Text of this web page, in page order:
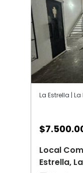
La Estrella | La
$
Local
Estrella,